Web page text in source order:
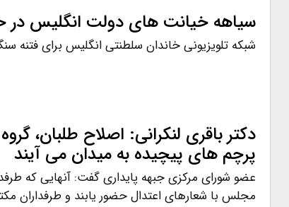
سیاهه خیانت های دولت انگلیس در
شبکه تلویزیونی خاندان سلطنتی انگلیس برای فتنه
دکتر باقری لنکرانی: اصلاح طلبان،
پرچم های پیچیده به میدان می آیند
عضو شورای مرکزی جبهه پایداری گفت: آنهایی که
مجلس با شعارهای اعتدال حضور یابند و طرفداران